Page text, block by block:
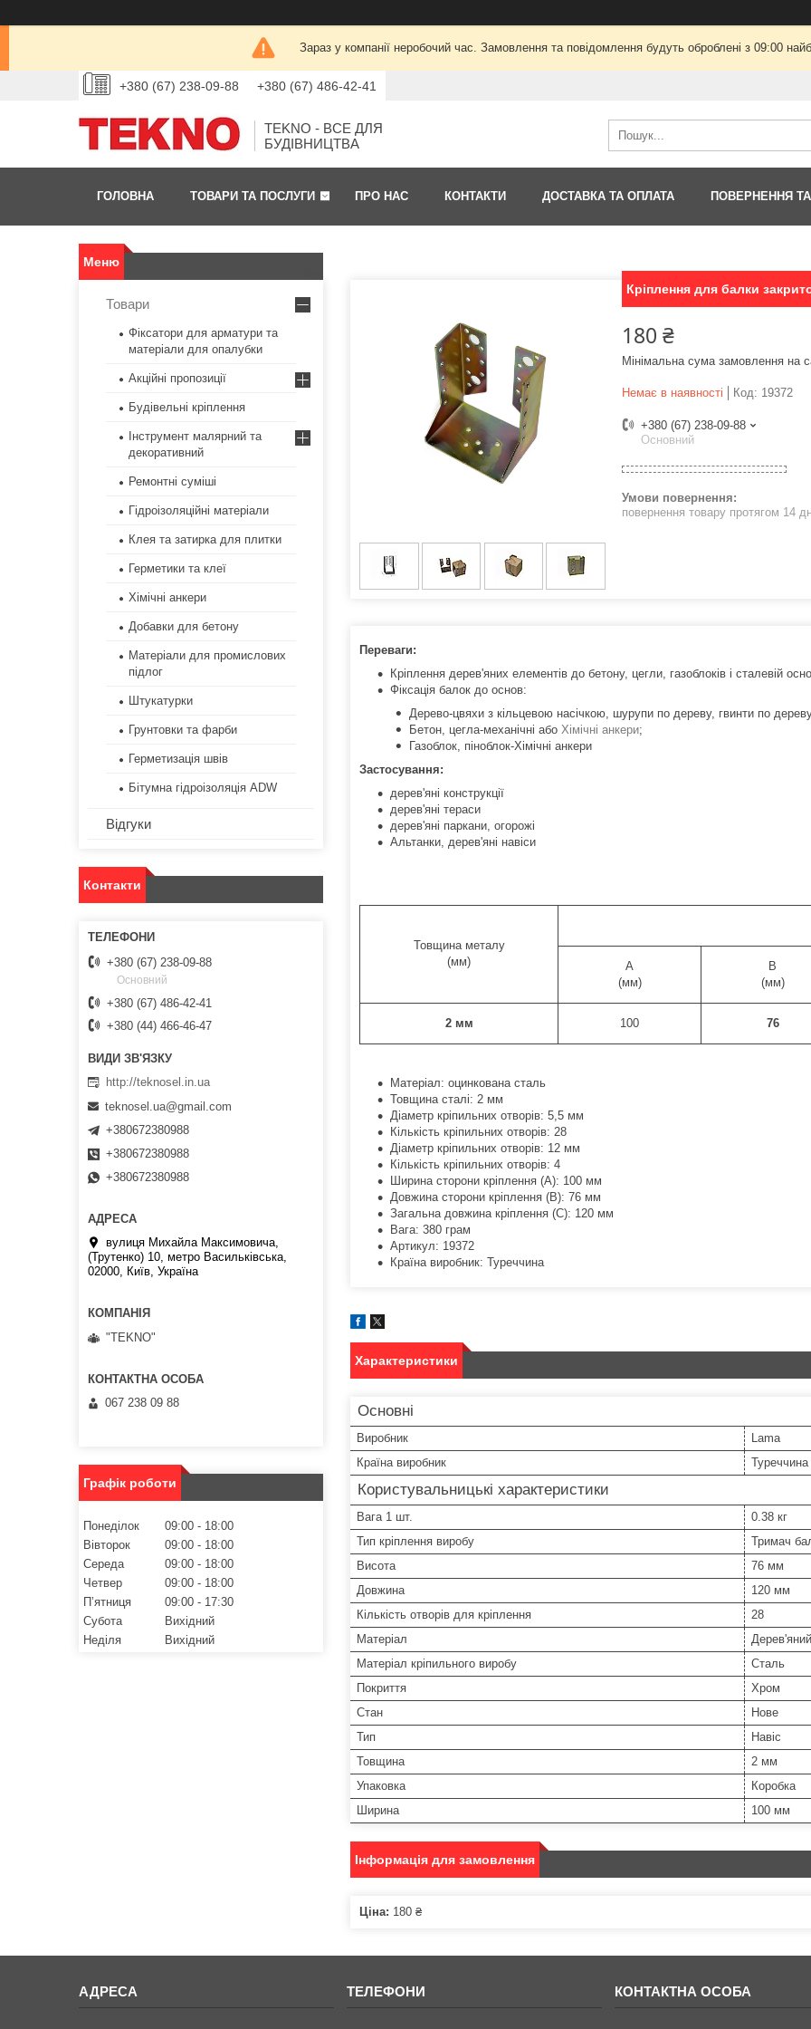
Зараз у компанії неробочий час. Замовлення та повідомлення будуть оброблені з 09:00
+380 (67) 238-09-88 +380 (67) 486-42-41
TEKNO - ВСЕ ДЛЯ
БУДІВНИЦТВА
ГОЛОВНА ТОВАРИ ТА ПОСЛУГИ ПРО НАС КОНТАКТИ ДОСТАВКА ТА ОПЛАТА ПОВЕРНЕННЯ
Кріплення для балки
180 ₴
Мінімальна сума замовлення на
Немає в наявності Код: 19372
+380 (67) 238-09-88
Основний
повернення товару протягом 14
Переваги:
Кріплення дерев'яних елементів до бетону, цегли, газоблоків і сталевій
Фіксація балок до основ:
Дерево-цвяхи з кільцевою насічкою, шурупи по дереву, гвинти по
Бетон, цегла-механічні або Хімічні анкери;
Газоблок, піноблок-Хімічні анкери
Застосування:
дерев'яні конструкції
дерев'яні тераси
дерев'яні паркани, огорожі
Альтанки, дерев'яні навіси
Товщина металу
(мм)
A
(мм)
B
(мм)
2 мм 100 76
Матеріал: оцинкована сталь
Товщина сталі: 2 мм
Діаметр кріпильних отворів: 5,5 мм
Кількість кріпильних отворів: 28
Діаметр кріпильних отворів: 12 мм
Кількість кріпильних отворів: 4
Ширина сторони кріплення (А): 100 мм
Довжина сторони кріплення (В): 76 мм
Загальна довжина кріплення (С): 120 мм
Вага: 380 грам
Артикул: 19372
Країна виробник: Туреччина
Характеристики
Основні
Виробник
Lama
Країна виробник
Туреччина
Користувальницькі характеристики
Вага 1 шт.
0.38 кг
Тип кріплення виробу
Тримач
Висота
76 мм
Довжина
120 мм
Кількість отворів для кріплення
28
Матеріал
Матеріал кріпильного виробу
Сталь
Покриття
Хром
Стан
Нове
Тип
Навіс
Товщина
2 мм
Упаковка
Коробка
Ширина
100 мм
Інформація для замовлення
Ціна: 180 ₴
Товари
Фіксатори для арматури та
матеріали для опалубки
Акційні пропозиції
Будівельні кріплення
Інструмент малярний та
декоративний
Ремонтні суміші
Гідроізоляційні матеріали
Клея та затирка для плитки
Герметики та клеї
Хімічні анкери
Добавки для бетону
Матеріали для промислових
підлог
Штукатурки
Грунтовки та фарби
Герметизація швів
Бітумна гідроізоляція ADW
Відгуки
Контакти
+380 (67) 238-09-88
Основний
+380 (67) 486-42-41
+380 (44) 466-46-47
http://teknosel.in.ua
teknosel.ua@gmail.com
+380672380988
+380672380988
+380672380988
вулиця Михайла Максимовича,
(Трутенко) 10, метро Васильківська,
02000, Київ, Україна
"TEKNO"
067 238 09 88
Графік роботи
Понеділок 09:00
18:00
Вівторок
09:00
18:00
Середа
09:00
18:00
Четвер
09:00
18:00
Пʼятниця
09:00
17:30
Субота
Вихідний
Неділя
Вихідний